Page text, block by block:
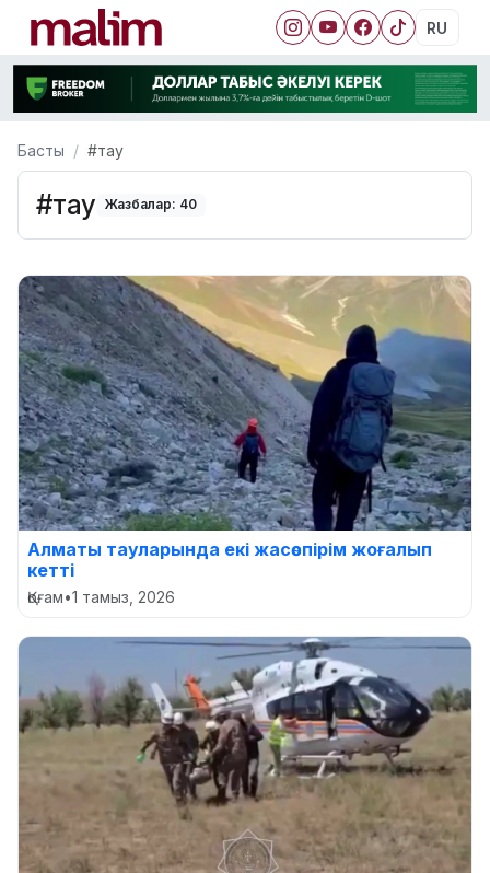
RU
Басты #тау
#тау Жазбалар: 40
Алматы тауларында екі жасөспірім жоғалып
кетті
Қоғам•1 тамыз, 2026